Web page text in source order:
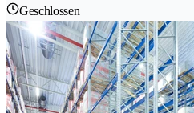
Geschlossen